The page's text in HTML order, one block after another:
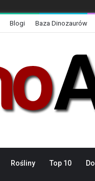
Blogi Baza Dinozaurów
Rośliny Top 10